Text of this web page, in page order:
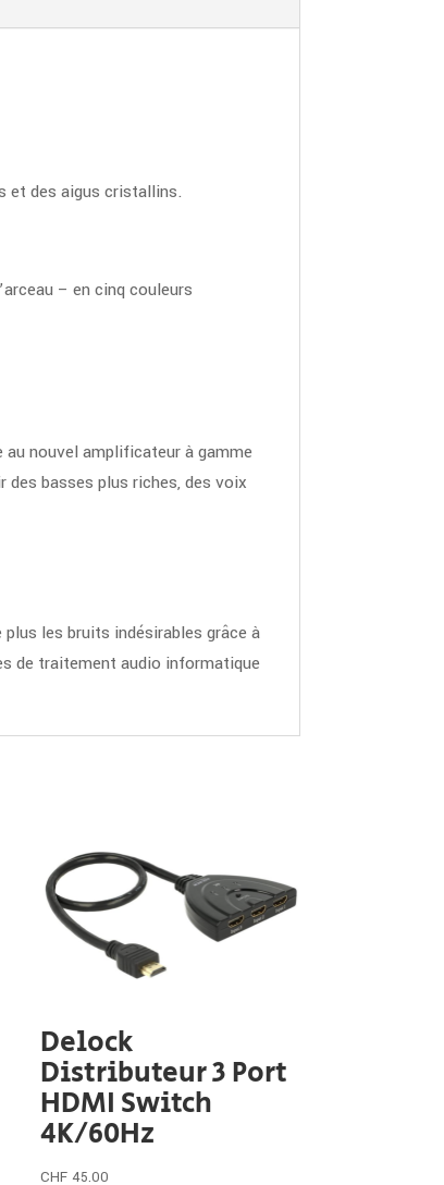
et des aigus cristallins.
– en cinq couleurs
nouvel amplificateur à gamme
des basses plus riches, des voix
les bruits indésirables grâce à
de traite­ment audio infor­matique
Delock
Distributeur 3 Port
HDMI Switch
4K/60Hz
CHF 45.00